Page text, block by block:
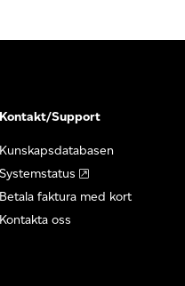
Kontakt/Support
Kunskapsdatabasen
Systemstatus
Betala faktura med kort
Kontakta oss